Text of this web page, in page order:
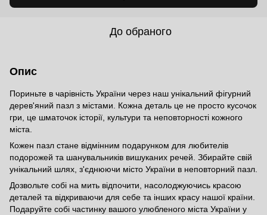
До обраного
Опис
Пориньте в чарівність України через наш унікальний фігурний
дерев'яний пазл з містами. Кожна деталь це не просто кусочок
гри, це шматочок історії, культури та неповторності кожного
міста.
Кожен пазл стане відмінним подарунком для любителів
подорожей та шанувальників вишуканих речей. Збирайте свій
унікальний шлях, з'єднюючи місто України в неповторний пазл.
Дозвольте собі на мить відпочити, насолоджуючись красою
деталей та відкриваючи для себе та інших красу нашої країни.
Подаруйте собі частинку вашого улюбленого міста України у